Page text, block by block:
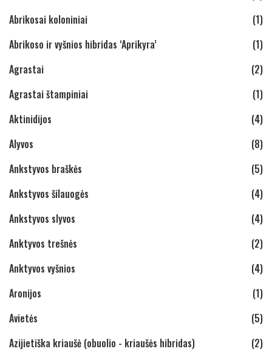
Abrikosai koloniniai
(1)
Abrikoso ir vyšnios hibridas ‘Aprikyra’
(1)
Agrastai
(2)
Agrastai štampiniai
(1)
Aktinidijos
(4)
Alyvos
(8)
Ankstyvos braškės
(5)
Ankstyvos šilauogės
(4)
Ankstyvos slyvos
(4)
Anktyvos trešnės
(2)
Anktyvos vyšnios
(4)
Aronijos
(1)
Avietės
(5)
Azijietiška kriaušė (obuolio - kriaušės hibridas)
(2)